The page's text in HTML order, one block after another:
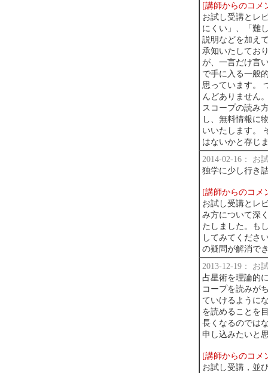
[講師からのコメ
お試し受講とレ
にくい」、「難
説明などを加え
承知いたしてお
が、一言だけ言
で手に入る一般
思っています。
んどありません
スコープの読み
し、無料情報に
いいたします。
はないかと存じ
2014-02-16： お
独学に少し行き
[講師からのコメ
お試し受講とレ
み方について深
たしました。も
してみてくださ
の疑問が解消で
2013-12-19： お
占星術を理論的
コープを読みが
ていけるように
を読めることを
長くなるのでは
申し込みたいと
[講師からのコメ
お試し受講，並